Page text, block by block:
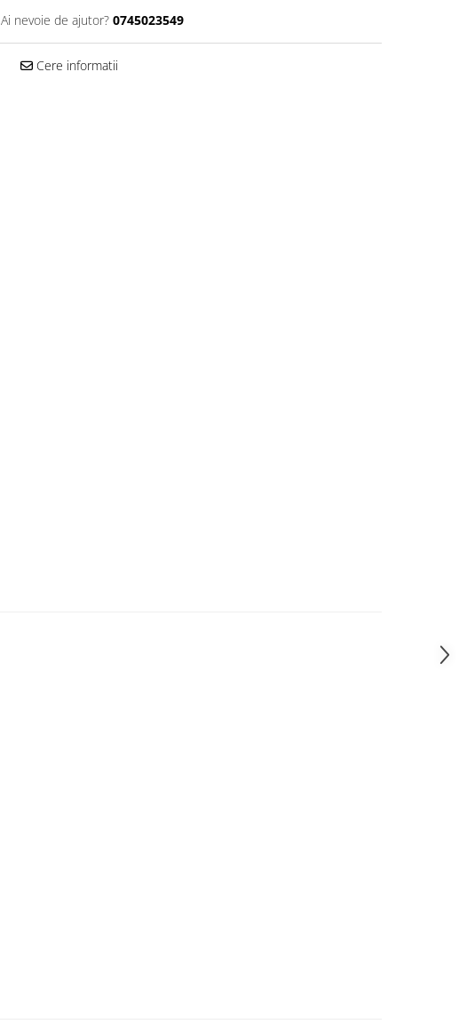
Ai nevoie de ajutor? 0745023549
Cere informatii